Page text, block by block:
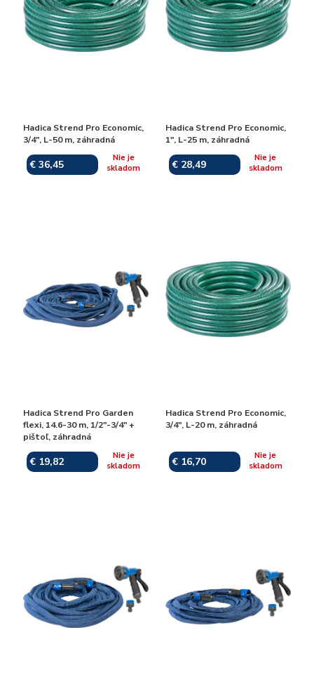
Hadica Strend Pro Economic,
3/4", L-50 m, záhradná
€ 36,45
Nie je
skladom
Hadica Strend Pro Economic,
1", L-25 m, záhradná
€ 28,49
Nie je
skladom
Hadica Strend Pro Garden
flexi, 14.6-30 m, 1/2"-3/4" +
pištoľ, záhradná
€ 19,82
Nie je
skladom
Hadica Strend Pro Economic,
3/4", L-20 m, záhradná
€ 16,70
Nie je
skladom